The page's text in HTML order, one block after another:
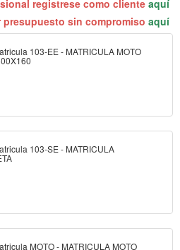
registrese como cliente aquí
sin compromiso aquí
103-EE - MATRICULA MOTO
103-SE - MATRICULA
MOTO - MATRICULA MOTO